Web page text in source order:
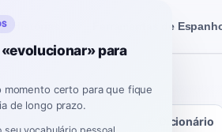
Ferramentas de
Dicionário
para
momento certo para que fique
de longo prazo.